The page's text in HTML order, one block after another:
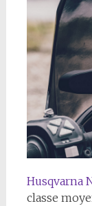
Husqvarna
classe